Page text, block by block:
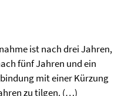
ist nach drei Jahren,
fünf Jahren und ein
mit einer Kürzung
zu tilgen. (…)